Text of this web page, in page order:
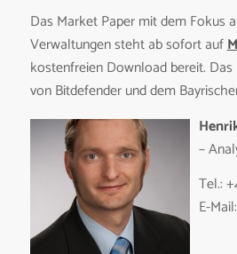
Das Market Paper mit dem Fokus
Verwaltungen steht ab sofort auf
kostenfreien Download bereit.
von Bitdefender und dem
–
Tel.:
E-Mail: